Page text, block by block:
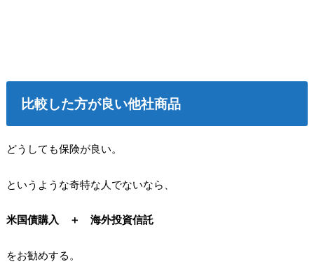
比較した方が良い他社商品
どうしても保険が良い。
というような奇特な人でないなら、
米国債購入 ＋ 海外投資信託
をお勧めする。